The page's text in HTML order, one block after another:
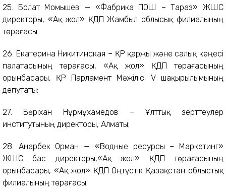
25. Болат Момышев — «Фабрика ПОШ – Тараз» ЖШС
директоры, «Ақ жол» ҚДП Жамбыл облысық филиалының
төрағасы
26. Екатерина Никитинская – ҚР қаржы және салық кеңесі
палатасының төрағасы, «Ақ жол» ҚДП төрағасының
орынбасары, ҚР Парламент Мәжілісі V шақырылымының
депутаты;
27. Бөріхан Нұрмұхамедов – Ұлттық зерттеулер
институтының директоры, Алматы;
28. Анарбек Орман — «Водные ресурсы – Маркетинг»
ЖШС бас директоры,«Ақ жол» ҚДП төрағасының
орынбасары, «Ақ жол» ҚДП Оңтүстік Қазақстан облыстық
филиалының төрағасы;